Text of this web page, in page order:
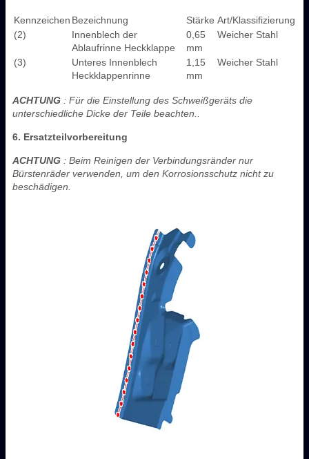
Kennzeichen Bezeichnung Stärke Art/Klassifizierung
(2)
Innenblech der
Ablaufrinne Heckklappe
0,65
mm
Weicher Stahl
(3)
Unteres Innenblech
Heckklappenrinne
1,15
mm
Weicher Stahl
ACHTUNG : Für die Einstellung des Schweißgeräts die
unterschiedliche Dicke der Teile beachten..
6. Ersatzteilvorbereitung
ACHTUNG : Beim Reinigen der Verbindungsränder nur
Bürstenräder verwenden, um den Korrosionsschutz nicht zu
beschädigen.